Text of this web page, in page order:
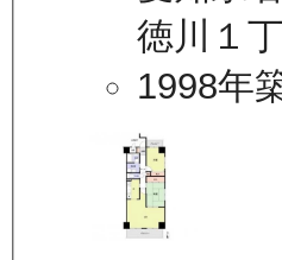
徳川１
1998年